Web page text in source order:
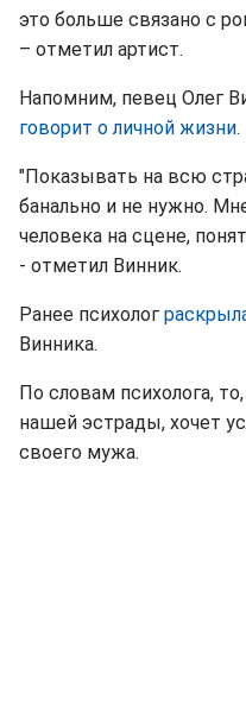
это больше связано с
– отметил артист.
Напомним, певец Олег
говорит о личной жизни.
"Показывать на всю
банально и не нужно.
человека на сцене,
- отметил Винник.
Ранее психолог
Винника.
По словам психолога,
нашей эстрады, хочет
своего мужа.